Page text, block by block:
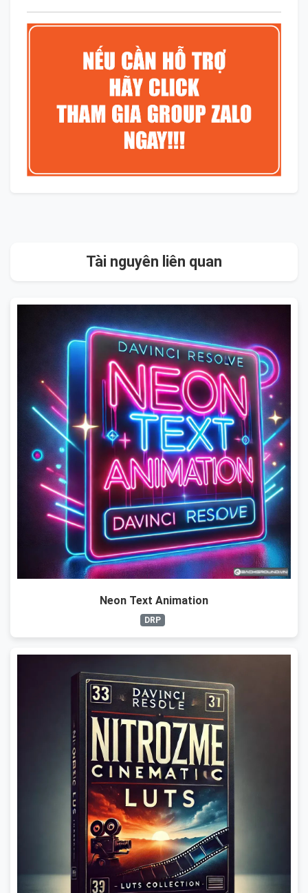
Tài nguyên liên quan
Neon Text Animation
DRP